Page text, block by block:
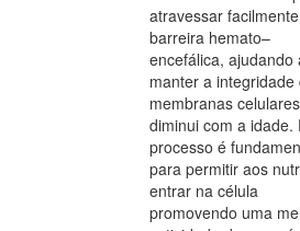
atravessar
barreira hemato–
encefálica, ajudando
manter a integridade
membranas
diminui com a idade.
processo é
para permitir aos
entrar na célula
promovendo uma